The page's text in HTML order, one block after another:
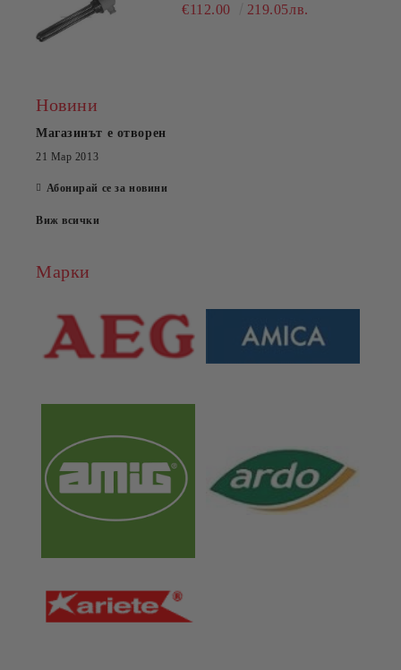
€112.00 219.05лв.
Новини
Магазинът е отворен
21 Мар 2013
Абонирай се за новини
Виж всички
Марки